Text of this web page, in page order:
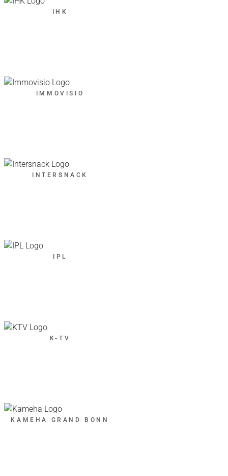
IHK
IMMOVISIO
INTERSNACK
IPL
K-TV
KAMEHA GRAND BONN